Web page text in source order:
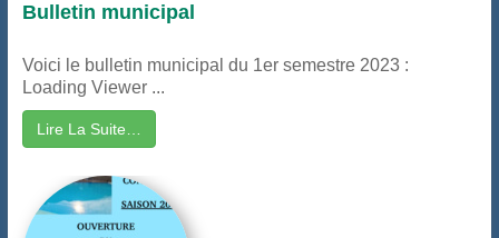
Bulletin municipal
Voici le bulletin municipal du 1er semestre 2023 :
Loading Viewer ...
Lire La Suite…